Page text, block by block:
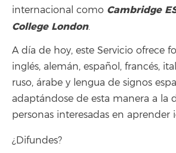
internacional como Cambridge
College London.
A día de hoy, este Servicio ofrece
inglés, alemán, español, francés,
ruso, árabe y lengua de signos
adaptándose de esta manera a la
personas interesadas en aprender
¿Difundes?